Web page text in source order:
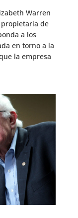
Warren
de
a los
en torno a la
la empresa